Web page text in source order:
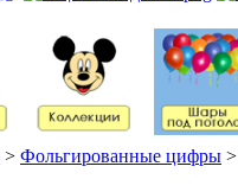
> Фольгированные цифры >